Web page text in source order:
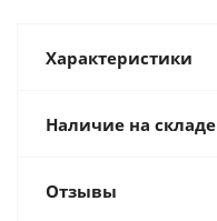
Характеристики
Наличие на складе
Отзывы